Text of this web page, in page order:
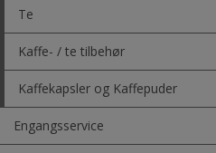
Te
Kaffe- / te tilbehør
Kaffekapsler og Kaffepuder
Engangsservice